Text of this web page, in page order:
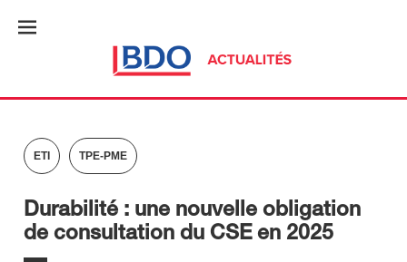
ETI TPE-PME
Durabilité : une nouvelle obligation
de consultation du CSE en 2025